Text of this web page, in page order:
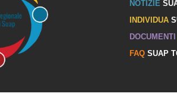
NOTIZIE
INDIVIDUA
DOCUMENTI
FAQSUAP